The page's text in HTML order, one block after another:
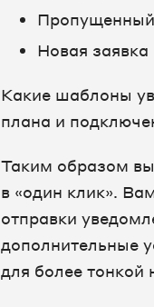
Новая заявка
Какие шаблоны
плана и
Таким образом
в «один клик».
отправки
дополнительные
для более тонкой